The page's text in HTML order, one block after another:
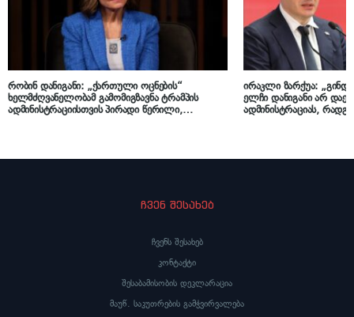
რობინ დანიგანი: „ქართული ოცნების“
ხელმძღვანელობამ გამომიგზავნა ტრამპის
ადმინისტრაციისთვის პირადი წერილი,
ვაშინგტონში“
ირაკლი ზარქუა:
ელჩი დანიგანი არ
ადმინისტრაციას,
ჩვენ შესახებ
ჩვენს შესახებ
კონტაქტი
შესაბამისობის დეკლარაცია
მაუწ. საკუთრების გამჭვირვალება